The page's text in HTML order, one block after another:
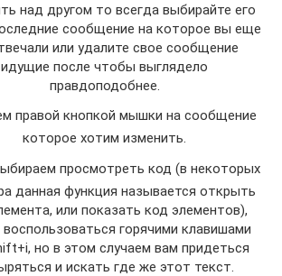
над другом то всегда выбирайте его
сообщение на которое вы еще
или удалите свое сообщение
идущие после чтобы выглядело
правдоподобнее.
правой кнопкой мышки на сообщение
которое хотим изменить.
просмотреть код (в некоторых
данная функция называется открыть
или показать код элементов),
горячими клавишами
но в этом случаем вам придеться
и искать где же этот текст.